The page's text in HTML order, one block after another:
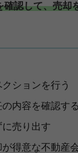
確認して、売却
ションを行う
内容を確認する
に売り出す
得意な不動産